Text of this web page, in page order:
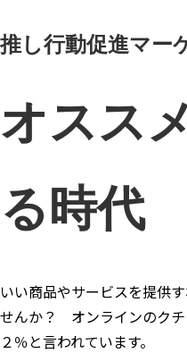
推し行動促進マー
オスス
る時代
いい商品やサービスを提供
せんか？ オンラインのク
２％と言われています。